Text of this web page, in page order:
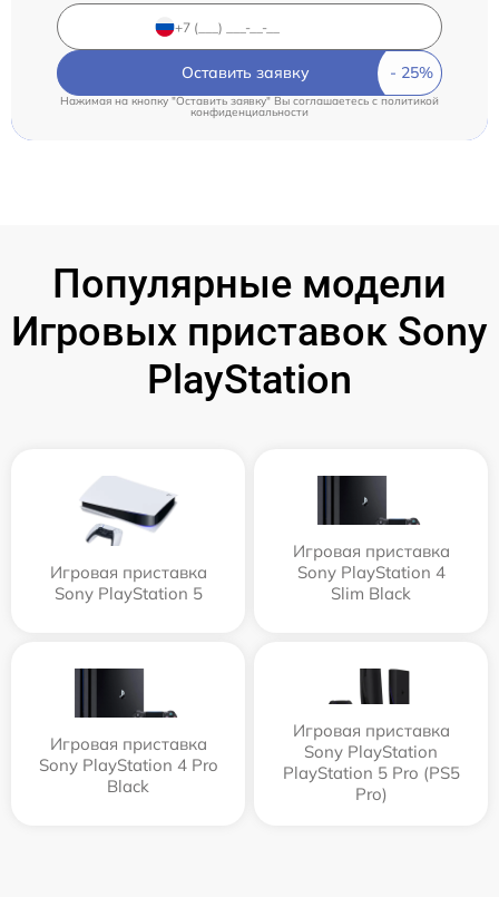
Оставить заявку
Нажимая на кнопку "Оставить заявку" Вы соглашаетесь cполитикой
конфиденциальности
Популярные модели
Игровых приставок Sony
PlayStation
Игровая приставка
Sony PlayStation 5
Игровая приставка
Sony PlayStation 4
Slim Black
Игровая приставка
Sony PlayStation 4 Pro
Black
Игровая приставка
Sony PlayStation
PlayStation 5 Pro (PS5
Pro)